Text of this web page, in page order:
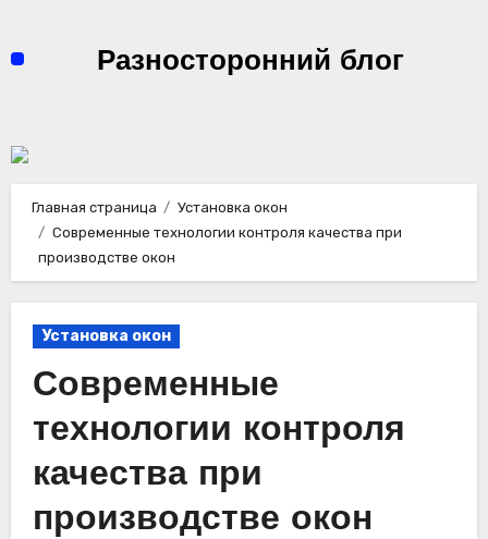
содержимомуРазносторонний блог
Главная страница
Установка окон
Современные технологии контроля качества при
производстве окон
Установка окон
Современные
технологии контроля
качества при
производстве окон